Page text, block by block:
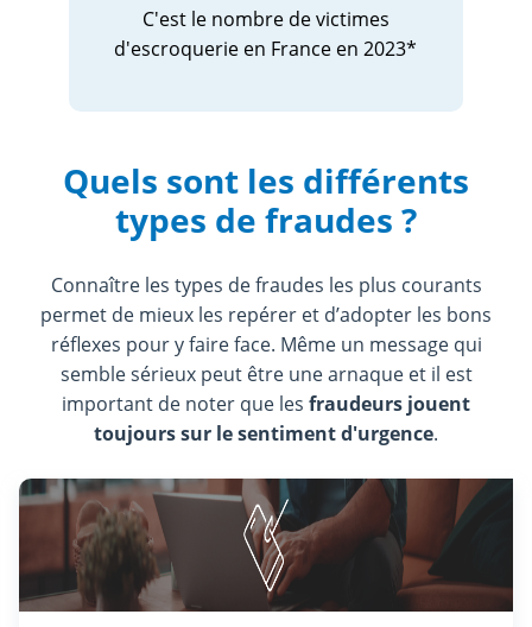
C'est le nombre de victimes
d'escroquerie en France en 2023*
Quels sont les différents
types de fraudes ?
Connaître les types de fraudes les plus courants
permet de mieux les repérer et d’adopter les bons
réflexes pour y faire face. Même un message qui
semble sérieux peut être une arnaque et il est
important de noter que les fraudeurs jouent
toujours sur le sentiment d'urgence.